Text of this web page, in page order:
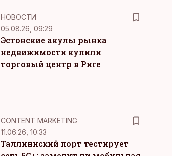
НОВОСТИ
05.08.26, 09:29
Эстонские акулы рынка
недвижимости купили
торговый центр в Риге
KM
CONTENT MARKETING
11.06.26, 10:33
Таллиннский порт тестирует